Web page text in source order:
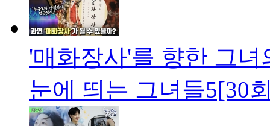
'매화장사'를 향한 그
눈에 띄는 그녀들5[30